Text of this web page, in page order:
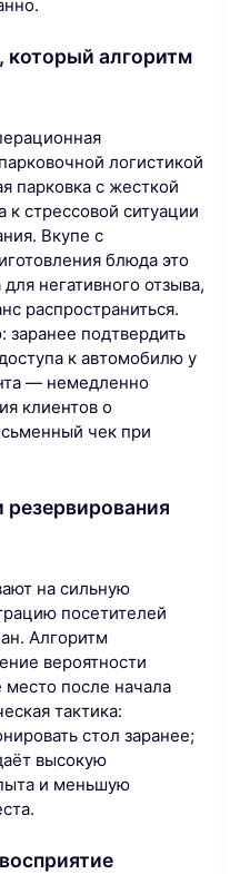
который алгоритм
логистикой
парковка с жесткой
к стрессовой ситуации
Вкупе с
блюда это
негативного отзыва,
распространиться.
подтвердить
к автомобилю у
— немедленно
клиентов о
чек при
резервирования
на сильную
посетителей
Алгоритм
вероятности
после начала
тактика:
стол заранее;
высокую
и меньшую